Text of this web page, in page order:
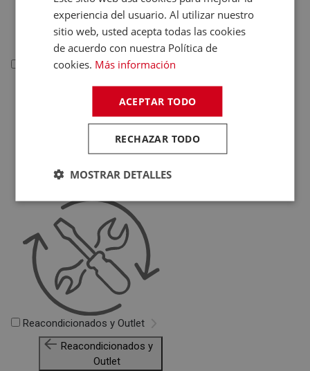
Deportivas
Juguetes
Telefonía
Fundas Teléfonos
Móviles
Reacondicionados y Outlet
Reacondicionados y
Outlet
experiencia del usuario. Al utilizar nuestro
sitio web, usted acepta todas las cookies
de acuerdo con nuestra Política de
cookies. Más información
ACEPTAR TODO
RECHAZAR TODO
MOSTRAR DETALLES